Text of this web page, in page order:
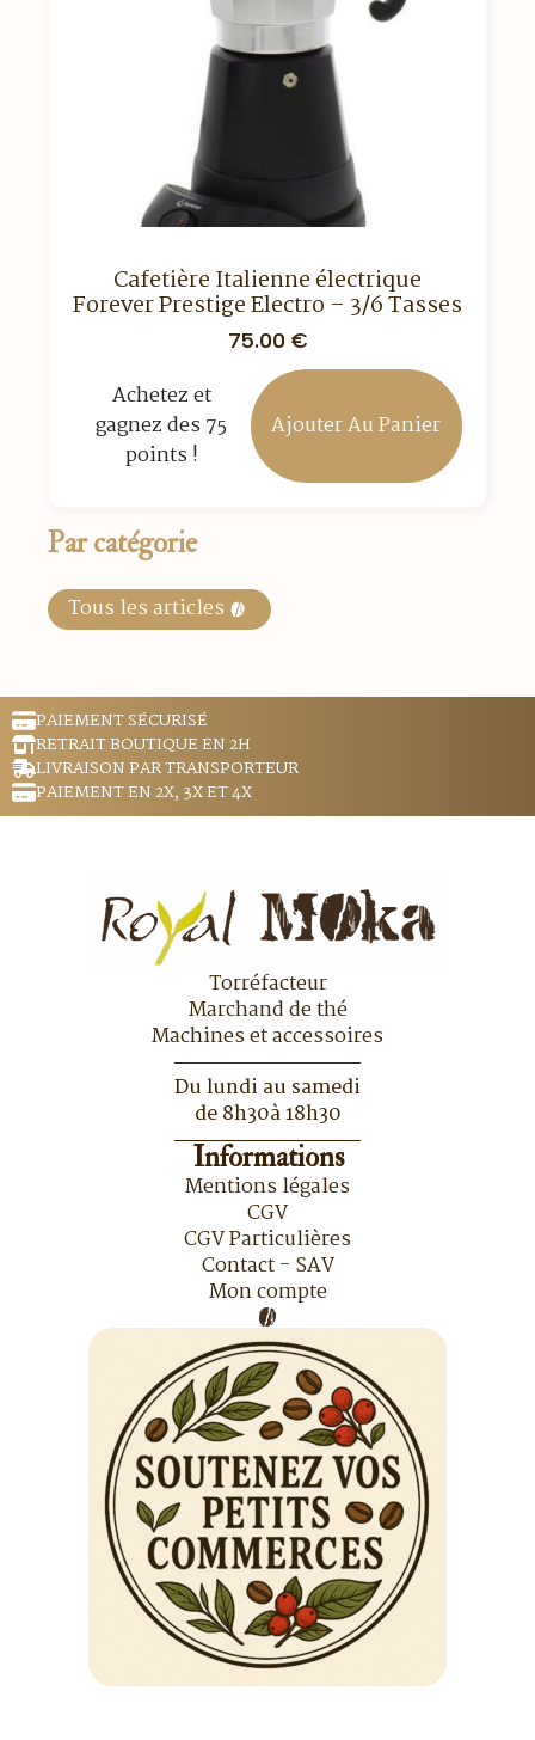
Cafetière Italienne électrique
Forever Prestige Electro – 3/6 Tasses
75.00 €
Achetez et
gagnez des 75
points !
Ajouter Au Panier
Par catégorie
Tous les articles
PAIEMENT SÉCURISÉ
RETRAIT BOUTIQUE EN 2H
LIVRAISON PAR TRANSPORTEUR
PAIEMENT EN 2X, 3X ET 4X
Torréfacteur
Marchand de thé
Machines et accessoires
Du lundi au samedi
de 8h30à 18h30
Informations
Mentions légales
CGV
CGV Particulières
Contact - SAV
Mon compte